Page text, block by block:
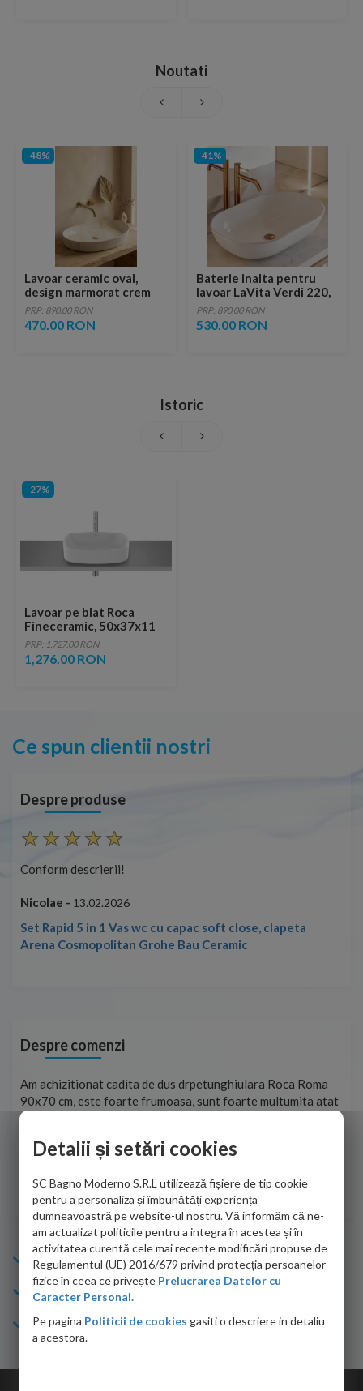
Noutati
-48%
Lavoar ceramic oval,
design marmorat crem
lucios cu vene aurii,
ventil inclus
PRP: 890.00 RON
470.00 RON
-41%
Baterie inalta pentru
lavoar LaVita Verdi 220,
fara ventil, brushed
copper
PRP: 890.00 RON
530.00 RON
Istoric
-27%
Lavoar pe blat Roca
Fineceramic, 50x37x11
cm, dreptunghiular
PRP: 1,727.00 RON
1,276.00 RON
Ce spun clientii nostri
Despre produse
Conform descrierii!
Nicolae - 13.02.2026
Set Rapid 5 in 1 Vas wc cu capac soft close, clapeta
Arena Cosmopolitan Grohe Bau Ceramic
Despre comenzi
Am achizitionat cadita de dus drpetunghiulara Roca Roma
90x70 cm, este foarte frumoasa, sunt foarte multumita atat
de personalul firmei dvs. cu care am colaborat in obtinerea
adus coletul in siguranta.Numai bine, va doresc!
Sofrone Viviana -28.07.2026
Info Bagno
Cumparaturi
Suport clienti
Detalii și setări cookies
SC Bagno Moderno S.R.L utilizează fișiere de tip cookie
pentru a personaliza și îmbunătăți experiența
dumneavoastră pe website-ul nostru. Vă informăm că ne-
am actualizat politicile pentru a integra în acestea și în
activitatea curentă cele mai recente modificări propuse de
Regulamentul (UE) 2016/679 privind protecția persoanelor
fizice în ceea ce privește Prelucrarea Datelor cu
Caracter Personal.
Pe pagina Politicii de cookies gasiti o descriere in detaliu
a acestora.